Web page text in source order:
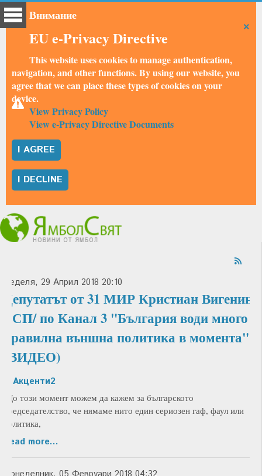
×
Внимание
EU e-Privacy Directive
This website uses cookies to manage authentication,
navigation, and other functions. By using our website, you
agree that we can place these types of cookies on your
device.
View Privacy Policy
View e-Privacy Directive Documents
I AGREE
I DECLINE
Неделя, 29 Април 2018 20:10
Депутатът от 31 МИР Кристиан Вигенин/
БСП/ по Канал 3 "България води много
правилна външна политика в момента"
(ВИДЕО)
Акценти2
"До този момент можем да кажем за българското
председателство, че нямаме нито един сериозен гаф, фаул или
политика,
Read more...